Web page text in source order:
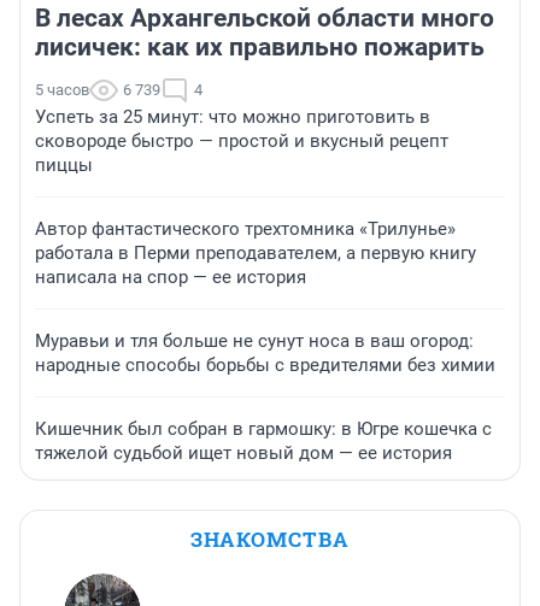
В лесах Архангельской области много
лисичек: как их правильно пожарить
5 часов 6 739 4
Успеть за 25 минут: что можно приготовить в
сковороде быстро — простой и вкусный рецепт
пиццы
Автор фантастического трехтомника «Трилунье»
работала в Перми преподавателем, а первую книгу
написала на спор — ее история
Муравьи и тля больше не сунут носа в ваш огород:
народные способы борьбы с вредителями без химии
Кишечник был собран в гармошку: в Югре кошечка с
тяжелой судьбой ищет новый дом — ее история
ЗНАКОМСТВА